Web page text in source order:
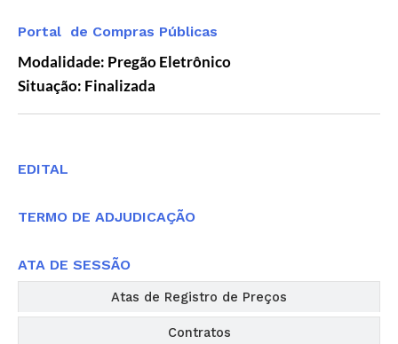
Portal de Compras Públicas
Modalidade: Pregão Eletrônico
Situação: Finalizada
Atas de Registro de Preços
Contratos
EDITAL
TERMO DE ADJUDICAÇÃO
ATA DE SESSÃO